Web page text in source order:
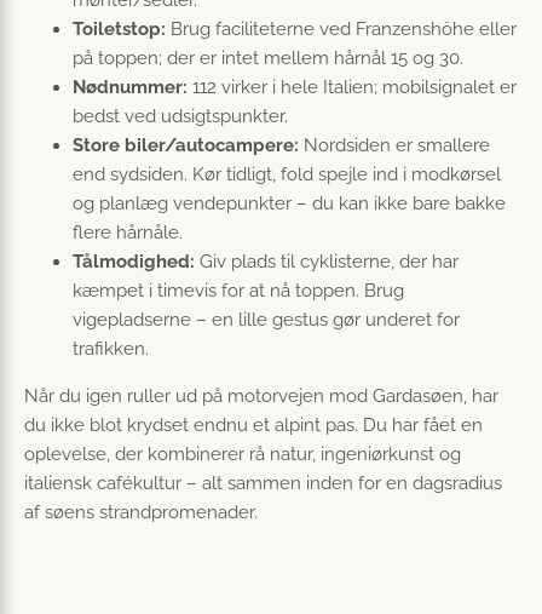
Toiletstop: Brug faciliteterne ved Franzenshöhe eller
på toppen; der er intet mellem hårnål 15 og 30.
Nødnummer: 112 virker i hele Italien; mobil­signalet er
bedst ved udsigtspunkter.
Store biler/autocampere: Nordsiden er smallere
end sydsiden. Kør tidligt, fold spejle ind i modkørsel
og planlæg vendepunkter – du kan ikke bare bakke
flere hårnåle.
Tålmodighed: Giv plads til cyklisterne, der har
kæmpet i timevis for at nå toppen. Brug
vigepladserne – en lille gestus gør underet for
trafikken.
Når du igen ruller ud på motorvejen mod Gardasøen, har
du ikke blot krydset endnu et alpint pas. Du har fået en
oplevelse, der kombinerer rå natur, ingeniørkunst og
italiensk cafékultur – alt sammen inden for en dagsradius
af søens strandpromenader.